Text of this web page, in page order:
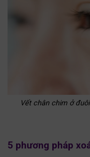
Vết chân chim ở
5 phương pháp